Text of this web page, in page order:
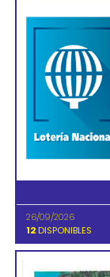
26/09/2026
12 DISPONIBLES